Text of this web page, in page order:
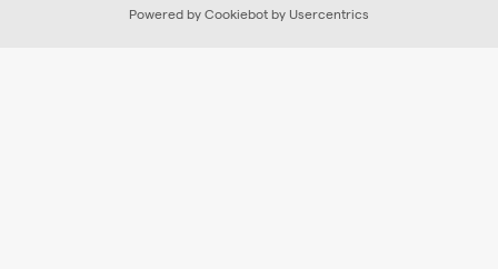
Powered by Cookiebot by Usercentrics